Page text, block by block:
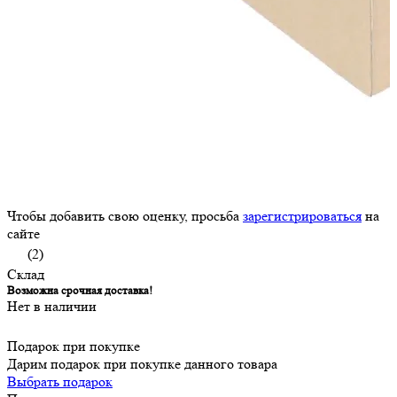
Чтобы добавить свою оценку, просьба зарегистрироваться на
сайте
(2)
Склад
Возможна срочная доставка!
Нет в наличии
Подарок при покупке
Дарим подарок при покупке данного товара
Выбрать подарок